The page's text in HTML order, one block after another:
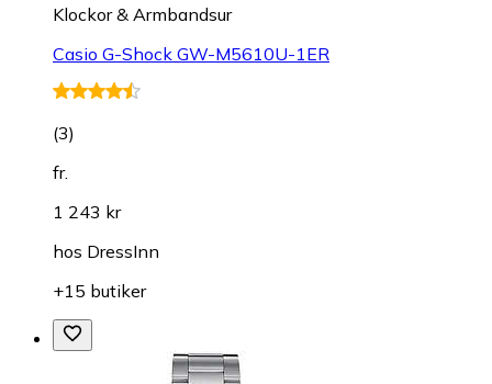
Klockor & Armbandsur
Casio G-Shock GW-M5610U-1ER
(3)
fr.
1 243 kr
hos DressInn
+15 butiker